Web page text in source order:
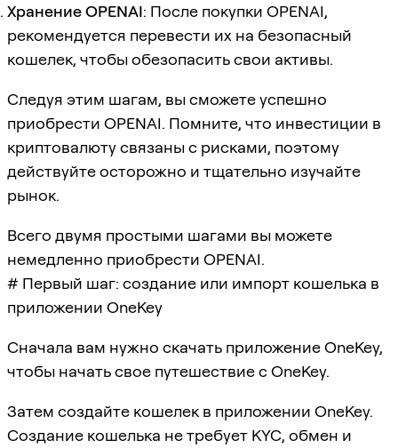
Хранение OPENAI: После покупки OPENAI,
рекомендуется перевести их на безопасный
кошелек, чтобы обезопасить свои активы.
Следуя этим шагам, вы сможете успешно
приобрести OPENAI. Помните, что инвестиции в
криптовалюту связаны с рисками, поэтому
действуйте осторожно и тщательно изучайте
рынок.
Всего двумя простыми шагами вы можете
немедленно приобрести OPENAI.
# Первый шаг: создание или импорт кошелька в
приложении OneKey
Сначала вам нужно скачать приложение OneKey,
чтобы начать свое путешествие с OneKey.
Затем создайте кошелек в приложении OneKey.
Создание кошелька не требует KYC, обмен и